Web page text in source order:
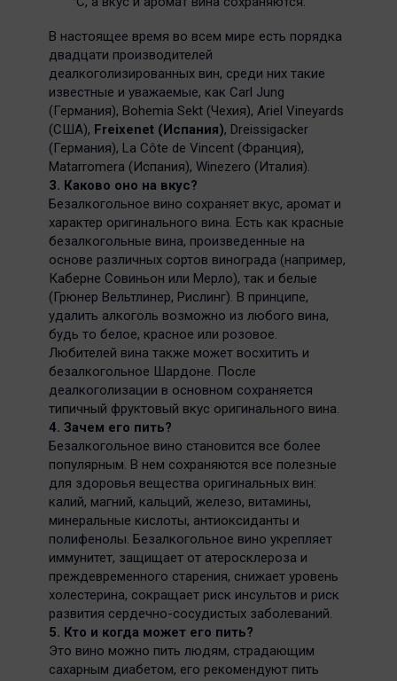
В настоящее время во всем мире есть порядка
двадцати производителей
деалкоголизированных вин, среди них такие
известные и уважаемые, как Carl Jung
(Германия), Bohemia Sekt (Чехия), Ariel Vineyards
(США), Freixenet (Испания), Dreissigacker
(Германия), La Côte de Vincent (Франция),
Matarromera (Испания), Winezero (Италия).
3. Каково оно на вкус?
Безалкогольное вино сохраняет вкус, аромат и
характер оригинального вина. Есть как красные
безалкогольные вина, произведенные на
основе различных сортов винограда (например,
Каберне Совиньон или Мерло), так и белые
(Грюнер Вельтлинер, Рислинг). В принципе,
удалить алкоголь возможно из любого вина,
будь то белое, красное или розовое.
Любителей вина также может восхитить и
безалкогольное Шардоне. После
деалкоголизации в основном сохраняется
типичный фруктовый вкус оригинального вина.
4. Зачем его пить?
Безалкогольное вино становится все более
популярным. В нем сохраняются все полезные
для здоровья вещества оригинальных вин:
калий, магний, кальций, железо, витамины,
минеральные кислоты, антиоксиданты и
полифенолы. Безалкогольное вино укрепляет
иммунитет, защищает от атеросклероза и
преждевременного старения, снижает уровень
холестерина, сокращает риск инсультов и риск
развития сердечно-сосудистых заболеваний.
5. Кто и когда может его пить?
Это вино можно пить людям, страдающим
сахарным диабетом, его рекомендуют пить